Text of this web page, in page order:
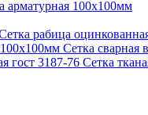
арматурная 100х100мм
рабица
Сетка сварная
гост 3187-76 Сетка